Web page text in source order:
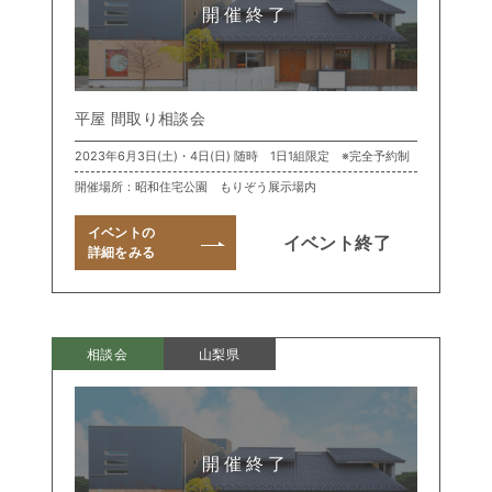
平屋 間取り相談会
2023年6月3日(土)・4日(日) 随時 1日1組限定 ※完全予約制
開催場所：昭和住宅公園 もりぞう展示場内
イベントの
詳細をみる
イベント終了
相談会 山梨県